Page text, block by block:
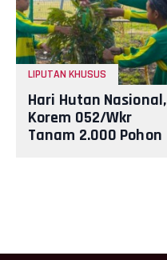
LIPUTAN KHUSUS
Hari Hutan Nasional,
Korem 052/Wkr
Tanam 2.000 Pohon